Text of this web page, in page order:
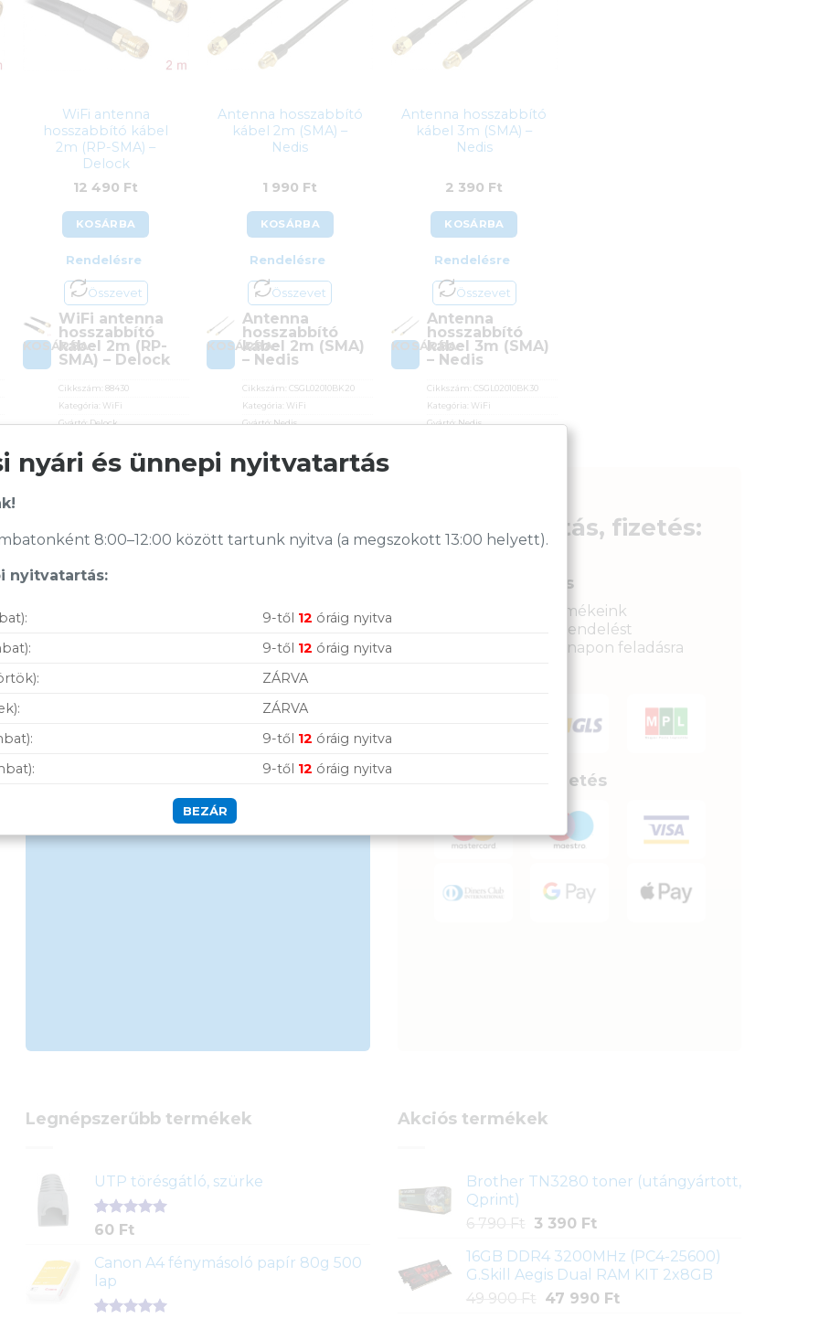
WiFi antenna
hosszabbító kábel
2m (RP-SMA) –
Delock
12 490 Ft
KOSÁRBA
Rendelésre
Összevet
KOSÁRBA
WiFi antenna
hosszabbító
kábel 2m (RP-
SMA) – Delock
Cikkszám: 88430
Kategória: WiFi
Gyártó:Delock
Azonosító:40920
Antenna hosszabbító
kábel 2m (SMA) –
Nedis
1 990 Ft
KOSÁRBA
Rendelésre
Összevet
KOSÁRBA
Antenna
hosszabbító
kábel 2m (SMA)
– Nedis
Cikkszám:CSGL02010BK20
Kategória: WiFi
Gyártó:Nedis
Azonosító:
34661
Antenna hosszabbító
kábel 3m (SMA) –
Nedis
2 390 Ft
KOSÁRBA
Rendelésre
Összevet
KOSÁRBA
Antenna
hosszabbító
kábel 3m (SMA)
– Nedis
Cikkszám: CSGL02010BK30
Kategória: WiFi
Gyártó:Nedis
Vásárolj nálunk!
Nagy raktárkészlet
50 000 Ft felett ingyenes szállítás
Szállítás, fizetés:
Gyors kiszállítás
Raktáron lévő termékeink
legkésőbb a megrendelést
követkető munkanapon feladásra
Biztonságos fizetés
Legnépszerűbb termékek
UTP törésgátló, szürke
Értékelés
ből,
1
értékelés
alapján
60 Ft
Canon A4 fénymásoló papír 80g 500
lap
Akciós termékek
Brother TN3280 toner (utángyártott,
Qprint)
6 790 Ft
Original
was:
6
790 Ft.
3 390 FtCurrent
is:
3
390 Ft.
16GB DDR4 3200MHz (PC4-25600)
G.Skill Aegis Dual RAM KIT 2x8GB
49 900 Ft
Original
47 990 FtCurrent
nyári és ünnepi nyitvatartás
8:00–12:00 között tartunk nyitva (a megszokott 13:00 helyett).
nyitvatartás:
9-től 12 óráig nyitva
9-től 12 óráig nyitva
ZÁRVA
ZÁRVA
9-től 12 óráig nyitva
9-től 12 óráig nyitva
BEZÁR